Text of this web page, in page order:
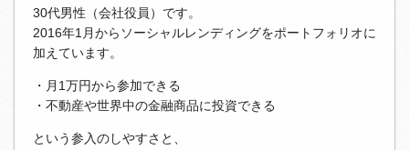
30代男性（会社役員）です。
2016年1月からソーシャルレンディングをポートフォリオに
加えています。
・月1万円から参加できる
・不動産や世界中の金融商品に投資できる
という参入のしやすさと、